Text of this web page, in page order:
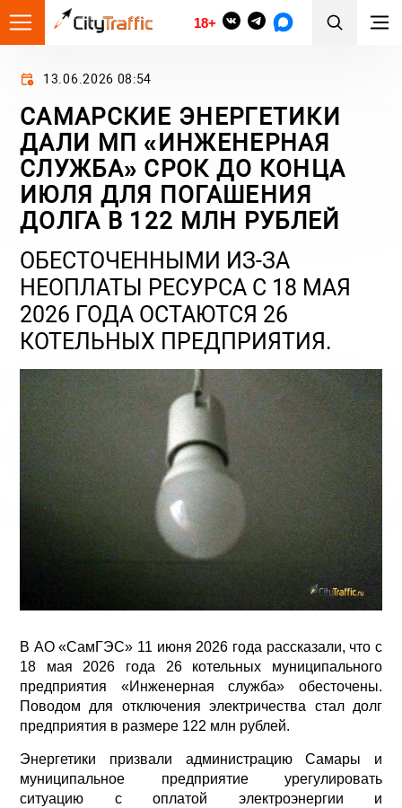
18+
13.06.2026 08:54
САМАРСКИЕ ЭНЕРГЕТИКИ
ДАЛИ МП «ИНЖЕНЕРНАЯ
СЛУЖБА» СРОК ДО КОНЦА
ИЮЛЯ ДЛЯ ПОГАШЕНИЯ
ДОЛГА В 122 МЛН РУБЛЕЙ
ОБЕСТОЧЕННЫМИ ИЗ-ЗА
НЕОПЛАТЫ РЕСУРСА С 18 МАЯ
2026 ГОДА ОСТАЮТСЯ 26
КОТЕЛЬНЫХ ПРЕДПРИЯТИЯ.
В АО «СамГЭС» 11 июня 2026 года рассказали, что с
18 мая 2026 года 26 котельных муниципального
предприятия «Инженерная служба» обесточены.
Поводом для отключения электричества стал долг
предприятия в размере 122 млн рублей.
Энергетики призвали администрацию Самары и
муниципальное предприятие урегулировать
ситуацию с оплатой электроэнергии и